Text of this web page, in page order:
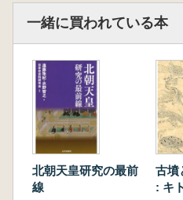
一緒に買われている本
北朝天皇研究の最前
線
古墳
: キ